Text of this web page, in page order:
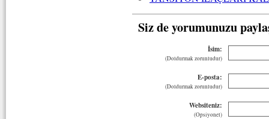
Siz de yorumunuzu
İsim:
(Doldurmak zorunludur)
E-posta:
(Doldurmak zorunludur)
Websiteniz:
(Opsiyonel)